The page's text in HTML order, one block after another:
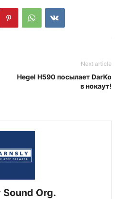
Next article
Hegel H590 посылает DarKo
в нокаут!
Sound Org.